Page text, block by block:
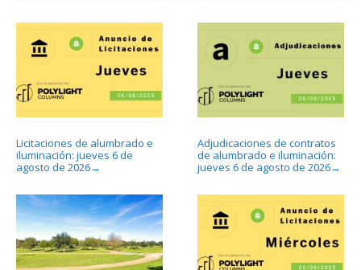
Licitaciones de alumbrado e
iluminación: jueves 6 de
agosto de 2026→
Adjudicaciones de contratos
de alumbrado e iluminación:
jueves 6 de agosto de 2026→